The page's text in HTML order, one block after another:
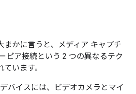
まかに言うと、メディア キャプチ
ピア接続という 2 つの異なるテク
います。
バイスには、ビデオカメラとマイ